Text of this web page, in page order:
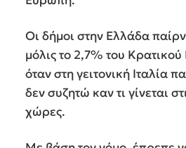
Οι δήμοι στην Ελλάδα
μόλις το 2,7% του
όταν στη γειτονική Ιταλία
δεν συζητώ καν τι γίνεται
χώρες.